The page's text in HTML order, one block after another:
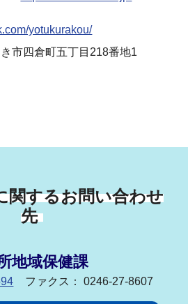
yotukurakou/
四倉町五丁目218番地1
関するお問い合わせ
先
地域保健課
ファクス： 0246-27-8607